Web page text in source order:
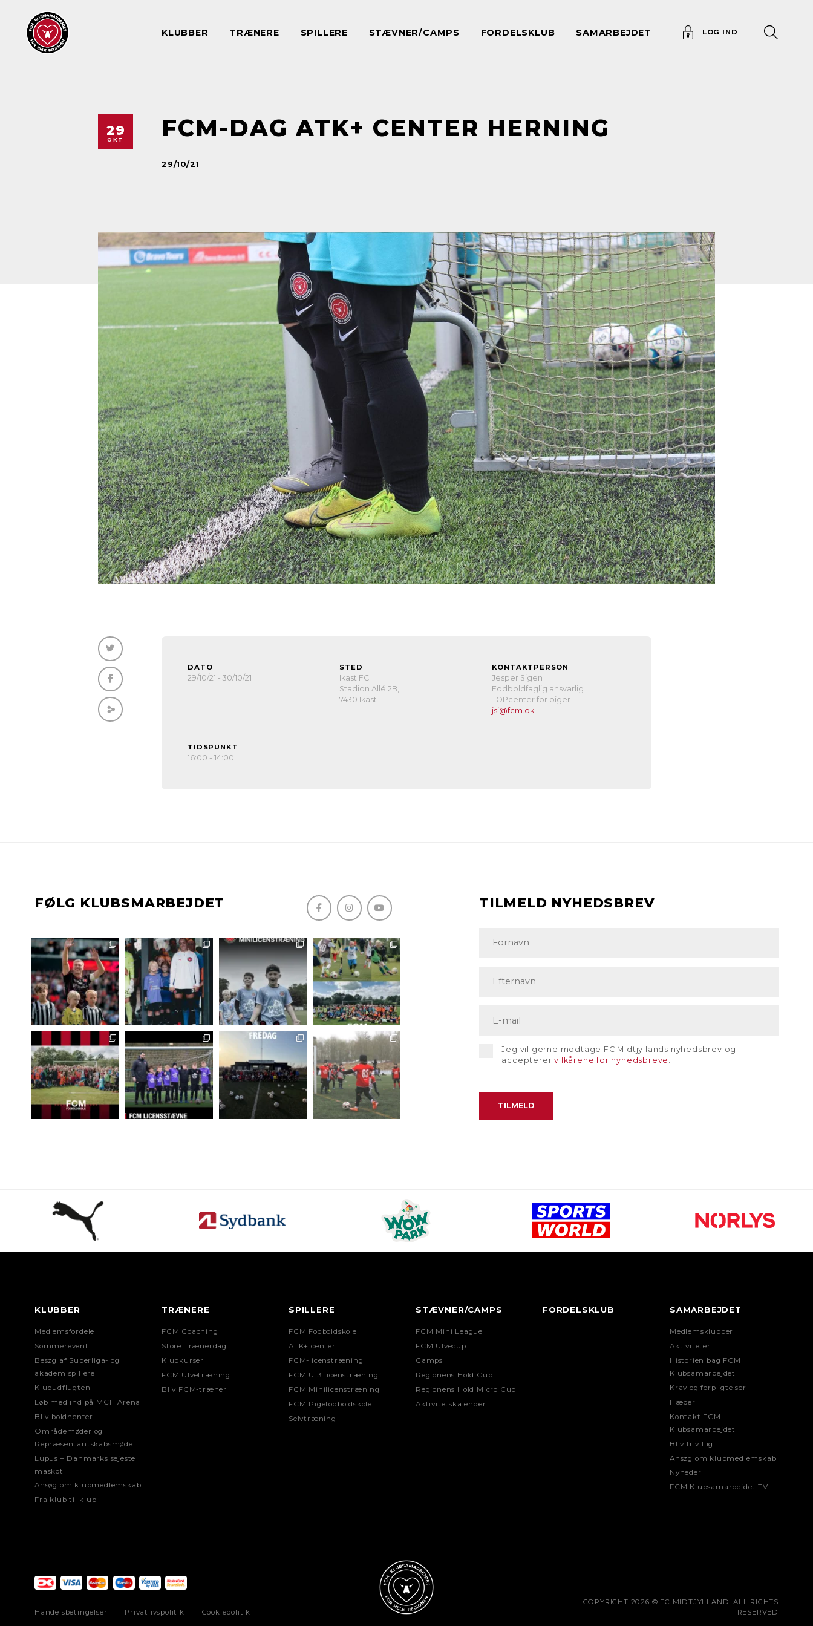
KLUBBER TRÆNERE SPILLERE STÆVNER/CAMPS FORDELSKLUB SAMARBEJDET LOG IND
29
OKT FCM-DAG ATK+ CENTER HERNING
29/10/21
DATO
29/10/21 - 30/10/21
STED
Ikast FC
Stadion Allé 2B,
7430 Ikast
KONTAKTPERSON
Jesper Sigen
Fodboldfaglig ansvarlig
TOPcenter for piger
jsi@fcm.dk
TIDSPUNKT
16:00 - 14:00
FØLG KLUBSMARBEJDET TILMELD NYHEDSBREV
Jeg vil gerne modtage FC Midtjyllands nyhedsbrev og
accepterervilkårene for nyhedsbreve .
KLUBBER
Medlemsfordele
Sommerevent
Besøg af Superliga- og
akademispillere
Klubudflugten
Løb med ind på MCH Arena
Bliv boldhenter
Områdemøder og
Repræsentantskabsmøde
Lupus – Danmarks sejeste
maskot
Ansøg om klubmedlemskab
Fra klub til klub
TRÆNERE
FCM Coaching
Store Trænerdag
Klubkurser
FCM Ulvetræning
Bliv FCM-træner
SPILLERE
FCM Fodboldskole
ATK+ center
FCM-licenstræning
FCM U13 licenstræning
FCM Minilicenstræning
FCM Pigefodboldskole
Selvtræning
STÆVNER/CAMPS
FCM Mini League
FCM Ulvecup
Camps
Regionens Hold Cup
Regionens Hold Micro Cup
Aktivitetskalender
FORDELSKLUB SAMARBEJDET
Medlemsklubber
Aktiviteter
Historien bag FCM
Klubsamarbejdet
Krav og forpligtelser
Hæder
Kontakt FCM
Klubsamarbejdet
Bliv frivillig
Ansøg om klubmedlemskab
Nyheder
FCM Klubsamarbejdet TV
Handelsbetingelser Privatlivspolitik Cookiepolitik
COPYRIGHT 2026 © FC MIDTJYLLAND. ALL RIGHTS
RESERVED